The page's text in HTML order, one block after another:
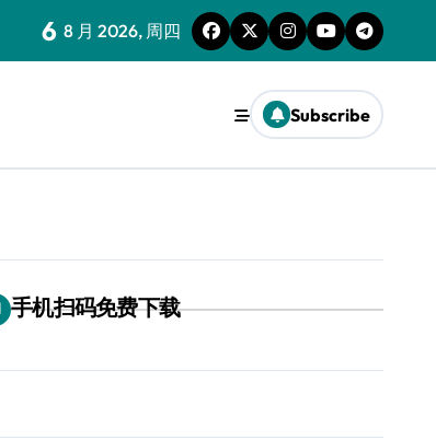
6 8 月 2026, 周四
Subscribe
手机扫码免费下载